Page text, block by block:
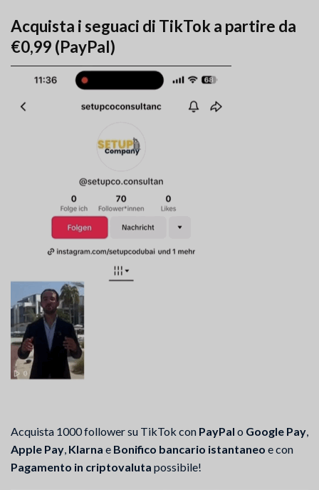
Acquista i seguaci di TikTok a partire da
€0,99 (PayPal)
Acquista 1000 follower su TikTok con PayPal o Google Pay,
Apple Pay, Klarna e Bonifico bancario istantaneo e con
Pagamento in criptovaluta possibile!